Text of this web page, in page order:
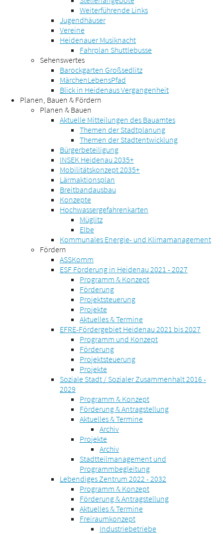
Weiterführende Links
Jugendhäuser
Vereine
Heidenauer Musiknacht
Fahrplan Shuttlebusse
Sehenswertes
Barockgarten Großsedlitz
MärchenLebensPfad
Blick in Heidenaus Vergangenheit
Planen, Bauen & Fördern
Planen & Bauen
Aktuelle Mitteilungen des Bauamtes
Themen der Stadtplanung
Themen der Stadtentwicklung
Bürgerbeteiligung
INSEK Heidenau 2035+
Mobilitätskonzept 2035+
Lärmaktionsplan
Breitbandausbau
Konzepte
Hochwassergefahrenkarten
Müglitz
Elbe
Kommunales Energie- und Klimamanagement
Fördern
ASSKomm
ESF Förderung in Heidenau 2021 - 2027
Programm & Konzept
Förderung
Projektsteuerung
Projekte
Aktuelles & Termine
EFRE-Fördergebiet Heidenau 2021 bis 2027
Programm und Konzept
Förderung
Projektsteuerung
Projekte
Soziale Stadt / Sozialer Zusammenhalt 2016 -
2029
Programm & Konzept
Förderung & Antragstellung
Aktuelles & Termine
Archiv
Projekte
Archiv
Stadtteilmanagement und
Programmbegleitung
Lebendiges Zentrum 2022 - 2032
Programm & Konzept
Förderung & Antragstellung
Aktuelles & Termine
Freiraumkonzept
Industriebetriebe